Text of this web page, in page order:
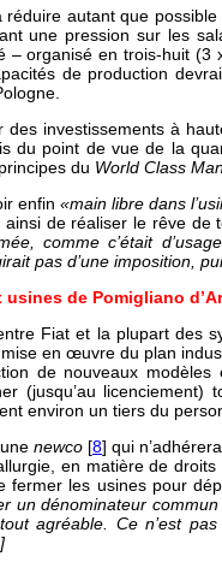
réduire autant que
une pression sur les
– organisé en trois-huit
de production
des investissements à
du point de vue de la
du World Class
enfin «main libre dans
ainsi de réaliser le rêve
comme c’était
pas d’une imposition,
de Pomigliano
Fiat et la plupart des
en œuvre du plan
de nouveaux
(jusqu’au
environ un tiers du
newco[8] qui
en matière de
fermer les usines pour
un dénominateur
agréable. Ce n’est
]